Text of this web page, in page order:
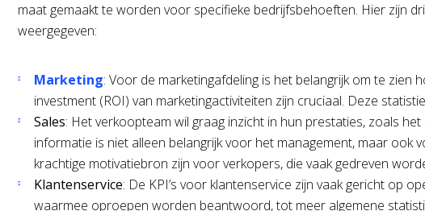
maat gemaakt te worden voor specifieke bedrijfsbehoeften. Hier zijn
weergegeven:
Marketing: Voor de marketingafdeling is het belangrijk om te zien
investment (ROI) van marketingactiviteiten zijn cruciaal. Deze
Sales: Het verkoopteam wil graag inzicht in hun prestaties, zoals
informatie is niet alleen belangrijk voor het management, maar
krachtige motivatiebron zijn voor verkopers, die vaak gedreven
Klantenservice: De KPI’s voor klantenservice zijn vaak gericht op
waarmee oproepen worden beantwoord, tot meer algemene